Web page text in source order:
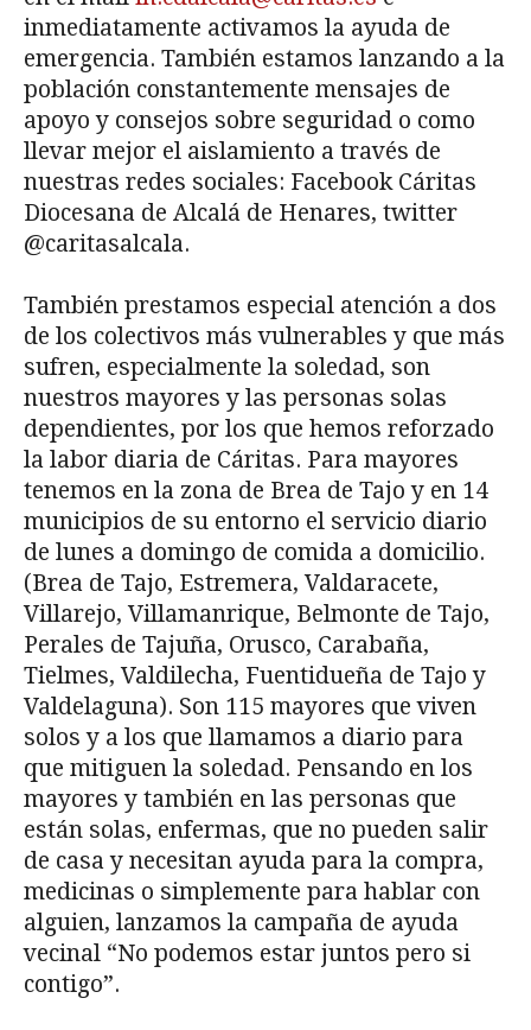
inmediatamente activamos la ayuda de
emergencia. También estamos lanzando a la
población constantemente mensajes de
apoyo y consejos sobre seguridad o como
llevar mejor el aislamiento a través de
nuestras redes sociales: Facebook Cáritas
Diocesana de Alcalá de Henares, twitter
@caritasalcala.
También prestamos especial atención a dos
de los colectivos más vulnerables y que más
sufren, especialmente la soledad, son
nuestros mayores y las personas solas
dependientes, por los que hemos reforzado
la labor diaria de Cáritas. Para mayores
tenemos en la zona de Brea de Tajo y en 14
municipios de su entorno el servicio diario
de lunes a domingo de comida a domicilio.
(Brea de Tajo, Estremera, Valdaracete,
Villarejo, Villamanrique, Belmonte de Tajo,
Perales de Tajuña, Orusco, Carabaña,
Tielmes, Valdilecha, Fuentidueña de Tajo y
Valdelaguna). Son 115 mayores que viven
solos y a los que llamamos a diario para
que mitiguen la soledad. Pensando en los
mayores y también en las personas que
están solas, enfermas, que no pueden salir
de casa y necesitan ayuda para la compra,
medicinas o simplemente para hablar con
alguien, lanzamos la campaña de ayuda
vecinal “No podemos estar juntos pero si
contigo”.